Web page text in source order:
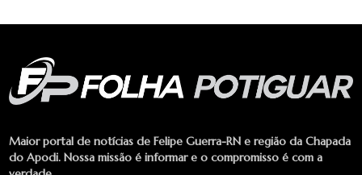
Maior portal de notícias de Felipe Guerra-RN e região da Chapada
do Apodi. Nossa missão é informar e o compromisso é com a